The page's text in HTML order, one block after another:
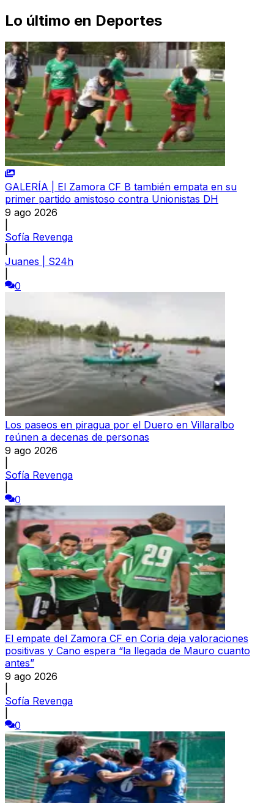
Lo último en Deportes
GALERÍA | El Zamora CF B también empata en su
primer partido amistoso contra Unionistas DH
9 ago 2026
Sofía Revenga
Juanes | S24h
0
Los paseos en piragua por el Duero en Villaralbo
reúnen a decenas de personas
9 ago 2026
Sofía Revenga
0
El empate del Zamora CF en Coria deja valoraciones
positivas y Cano espera “la llegada de Mauro cuanto
antes”
9 ago 2026
Sofía Revenga
0